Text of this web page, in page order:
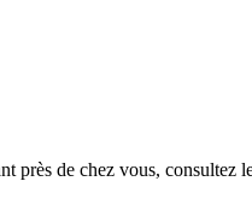
près de chez vous, consultez